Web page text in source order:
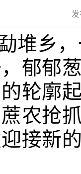
堆乡
郁郁
轮廓
农抢
接新